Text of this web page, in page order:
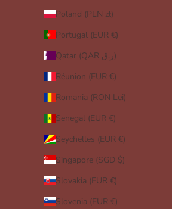
Poland (PLN zł)
Portugal (EUR €)
Qatar (QAR ر.ق)
Réunion (EUR €)
Romania (RON Lei)
Senegal (EUR €)
Seychelles (EUR €)
Singapore (SGD $)
Slovakia (EUR €)
Slovenia (EUR €)